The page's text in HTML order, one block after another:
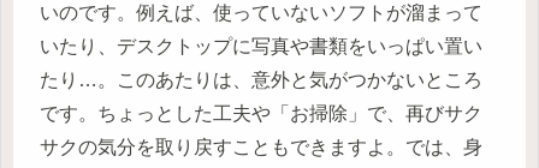
いのです。例えば、使っていないソフトが溜まって
いたり、デスクトップに写真や書類をいっぱい置い
たり…。このあたりは、意外と気がつかないところ
です。ちょっとした工夫や「お掃除」で、再びサク
サクの気分を取り戻すこともできますよ。では、身